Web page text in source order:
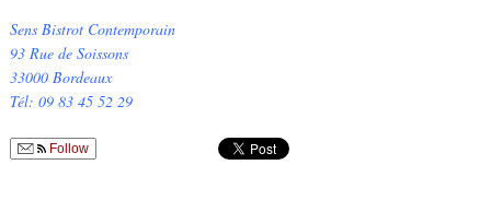
Sens Bistrot Contemporain
93 Rue de Soissons
33000 Bordeaux
Tél: 09 83 45 52 29
Follow